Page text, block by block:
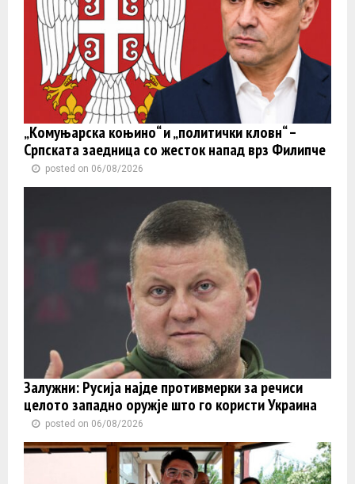
„Комуњарска коњино“ и „политички кловн“ –
Српската заедница со жесток напад врз Филипче
posted on 06/08/2026
Залужни: Русија најде противмерки за речиси
целото западно оружје што го користи Украина
posted on 06/08/2026